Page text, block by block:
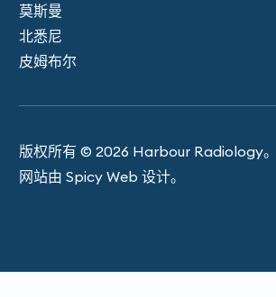
莫斯曼
北悉尼
皮姆布尔
版权所有 © 2026 Harbour Ra​​diology。
网站由 Spicy Web 设计。